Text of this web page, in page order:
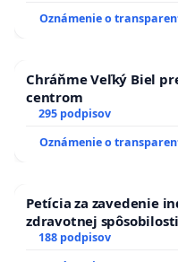
mesta Komárno a
predaj.
Zároveň žiadame, aby
ďalším rozhodovaním
pozemkom alebo cez
vrátane hlavného
Oznámenie o
Chráňme Veľký Biel
centrom
295 podpisov
Oznámenie o
Petícia za zavedenie
zdravotnej
pri prijímaní do
188 podpisov